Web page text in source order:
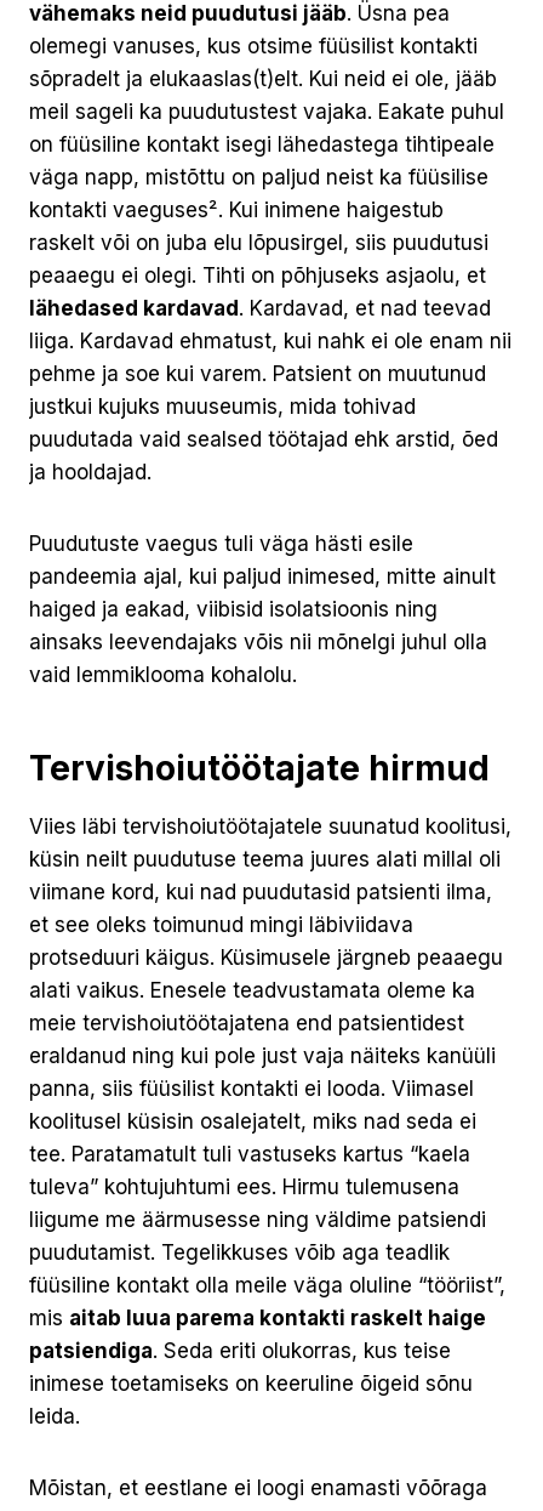
vähemaks neid puudutusi jääb. Üsna pea
olemegi vanuses, kus otsime füüsilist kontakti
sõpradelt ja elukaaslas(t)elt. Kui neid ei ole, jääb
meil sageli ka puudutustest vajaka. Eakate puhul
on füüsiline kontakt isegi lähedastega tihtipeale
väga napp, mistõttu on paljud neist ka füüsilise
kontakti vaeguses². Kui inimene haigestub
raskelt või on juba elu lõpusirgel, siis puudutusi
peaaegu ei olegi. Tihti on põhjuseks asjaolu, et
lähedased kardavad . Kardavad, et nad teevad
liiga. Kardavad ehmatust, kui nahk ei ole enam nii
pehme ja soe kui varem. Patsient on muutunud
justkui kujuks muuseumis, mida tohivad
puudutada vaid sealsed töötajad ehk arstid, õed
ja hooldajad.
Puudutuste vaegus tuli väga hästi esile
pandeemia ajal, kui paljud inimesed, mitte ainult
haiged ja eakad, viibisid isolatsioonis ning
ainsaks leevendajaks võis nii mõnelgi juhul olla
vaid lemmiklooma kohalolu.
Tervishoiutöötajate hirmud
Viies läbi tervishoiutöötajatele suunatud koolitusi,
küsin neilt puudutuse teema juures alati millal oli
viimane kord, kui nad puudutasid patsienti ilma,
et see oleks toimunud mingi läbiviidava
protseduuri käigus. Küsimusele järgneb peaaegu
alati vaikus. Enesele teadvustamata oleme ka
meie tervishoiutöötajatena end patsientidest
eraldanud ning kui pole just vaja näiteks kanüüli
panna, siis füüsilist kontakti ei looda. Viimasel
koolitusel küsisin osalejatelt, miks nad seda ei
tee. Paratamatult tuli vastuseks kartus “kaela
tuleva” kohtujuhtumi ees. Hirmu tulemusena
liigume me äärmusesse ning väldime patsiendi
puudutamist. Tegelikkuses võib aga teadlik
füüsiline kontakt olla meile väga oluline “tööriist”,
mis aitab luua parema kontakti raskelt haige
patsiendiga. Seda eriti olukorras, kus teise
inimese toetamiseks on keeruline õigeid sõnu
leida.
Mõistan, et eestlane ei loogi enamasti võõraga